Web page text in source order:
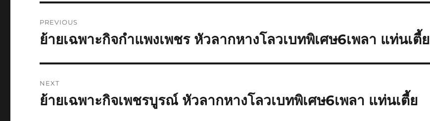
navigation
PREVIOUS
Previous
ย้ายเฉพาะกิจกำแพงเพชร หัวลากหางโลวเบทพิเศษ6เพลา แท่นเตี้ย
NEXT
Next
ย้ายเฉพาะกิจเพชรบูรณ์ หัวลากหางโลวเบทพิเศษ6เพลา แท่นเตี้ย